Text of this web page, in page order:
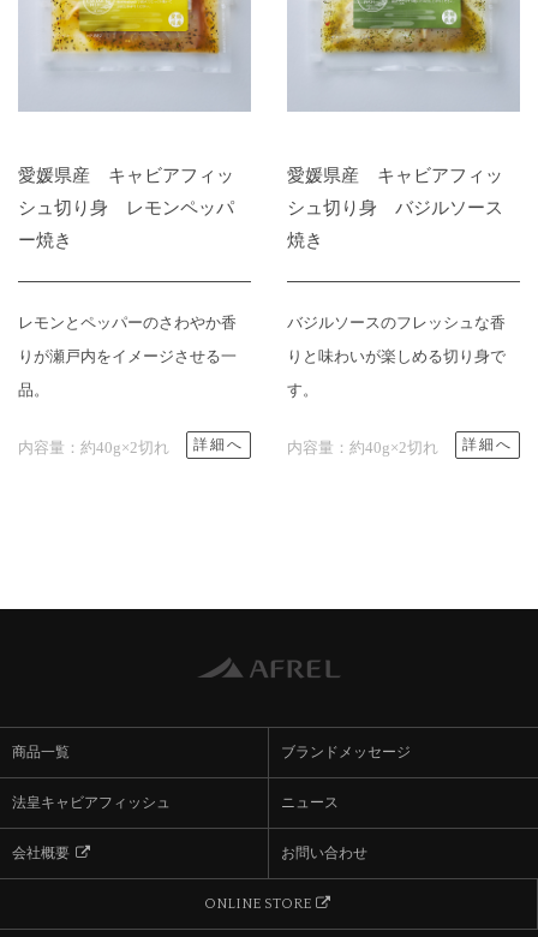
愛媛県産 キャビアフィッ
シュ切り身 レモンペッパ
ー焼き
レモンとペッパーのさわやか香
りが瀬戸内をイメージさせる一
品。
内容量：約40g×2切れ 詳細へ
愛媛県産 キャビアフィッ
シュ切り身 バジルソース
焼き
バジルソースのフレッシュな香
りと味わいが楽しめる切り身で
す。
内容量：約40g×2切れ 詳細へ
商品一覧 ブランドメッセージ
法皇キャビアフィッシュ ニュース
会社概要  お問い合わせ
ONLINE STORE 